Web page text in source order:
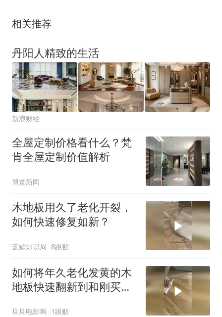
相关推荐
丹阳人精致的生活
新浪财经
全屋定制价格看什么？梵
肯全屋定制价值解析
博览新闻
木地板用久了老化开裂，
如何快速修复如新？
蓝鲸知识局 8跟贴
如何将年久老化发黄的木
地板快速翻新到和刚买的
旦旦电影啊 1跟贴